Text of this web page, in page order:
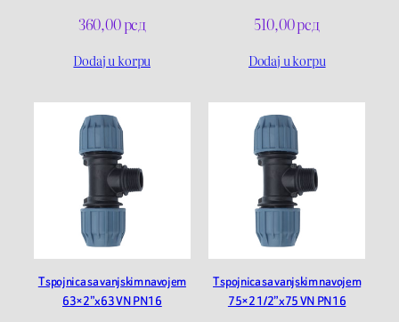
360,00рсд
Dodaj u korpu
510,00рсд
Dodaj u korpu
T spojnica sa vanjskim navojem
63×2”x63 VN PN16
T spojnica sa vanjskim navojem
75×2 1/2”x75 VN PN16